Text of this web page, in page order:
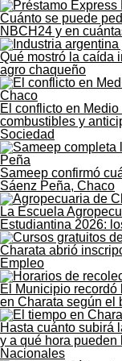
Cuánto se puede
NBCH24 y en
Qué mostró la caída
agro chaqueño
El conflicto en
combustibles y
Sociedad
Sameep confirmó
Sáenz Peña, Chaco
La Escuela
Estudiantina 2026:
Charata abrió
Empleo
El Municipio
en Charata según el
Hasta cuánto subirá
y a qué hora
Nacionales